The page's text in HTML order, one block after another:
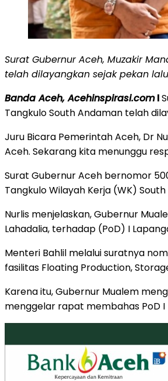
Surat Gubernur Aceh, Muzakir
telah dilayangkan sejak pekan
Banda Aceh, Acehinspirasi.coml
Tangkulo South Andaman telah
Juru Bicara Pemerintah Aceh, Dr
Aceh. Sekarang kita menunggu
Surat Gubernur Aceh bernomor
Tangkulo Wilayah Kerja (WK)
Nurlis menjelaskan, Gubernur
Lahadalia, terhadap (PoD) I
Menteri Bahlil melalui suratnya
fasilitas Floating Production,
Karena itu, Gubernur Mualem
menggelar rapat membahas PoD I